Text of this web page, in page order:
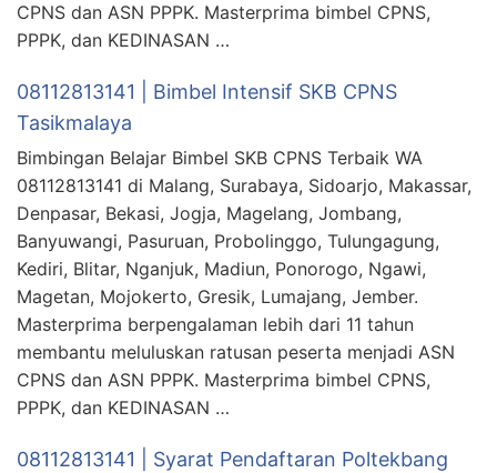
CPNS dan ASN PPPK. Masterprima bimbel CPNS,
PPPK, dan KEDINASAN …
08112813141 | Bimbel Intensif SKB CPNS
Tasikmalaya
Bimbingan Belajar Bimbel SKB CPNS Terbaik WA
08112813141 di Malang, Surabaya, Sidoarjo, Makassar,
Denpasar, Bekasi, Jogja, Magelang, Jombang,
Banyuwangi, Pasuruan, Probolinggo, Tulungagung,
Kediri, Blitar, Nganjuk, Madiun, Ponorogo, Ngawi,
Magetan, Mojokerto, Gresik, Lumajang, Jember.
Masterprima berpengalaman lebih dari 11 tahun
membantu meluluskan ratusan peserta menjadi ASN
CPNS dan ASN PPPK. Masterprima bimbel CPNS,
PPPK, dan KEDINASAN …
08112813141 | Syarat Pendaftaran Poltekbang